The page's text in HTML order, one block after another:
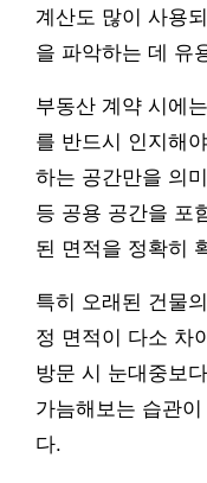
계산도 많이 사용
을 파악하는 데 유
부동산 계약 시에는
를 반드시 인지해
하는 공간만을 의
등 공용 공간을 포
된 면적을 정확히
특히 오래된 건물
정 면적이 다소 차
방문 시 눈대중보
가늠해보는 습관
다.